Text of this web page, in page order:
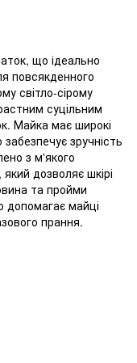
що ідеально
повсякденного
світло-сірому
суцільним
Майка має широкі
зручність
з м'якого
дозволяє шкірі
та пройми
допомагає майці
прання.